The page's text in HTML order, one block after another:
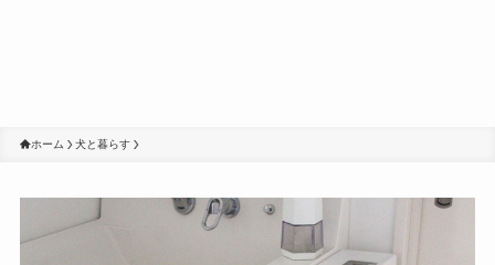
ホーム 犬と暮らす